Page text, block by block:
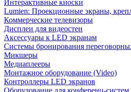
Интерактивные киоски
Lumien: Проекционные экраны,
Коммерческие телевизоры
Дисплеи для видеостен
Аксессуары к LED экранам
Системы бронирования
Микшеры
Медиаплееры
Монтажное оборудование (Video)
Контроллеры LED экранов
Оборудование для конференц-систем